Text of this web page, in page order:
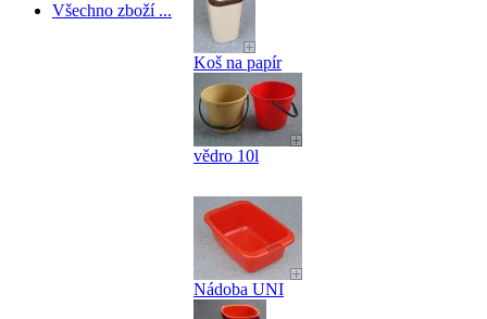
Všechno zboží ...
Koš na papír
vědro 10l
Nádoba UNI